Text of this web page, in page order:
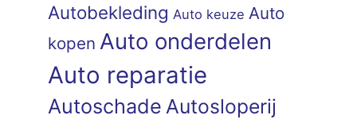
Autobekleding Auto keuze Auto
kopen Auto onderdelen
Auto reparatie
Autoschade Autosloperij